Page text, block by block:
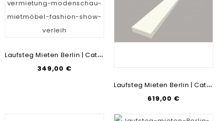
L
Aufsteg Mieten Berlin | Catwalk Vermietung | Mietmöbel Verleih Fashion-Show
349,00 €
L
Aufsteg Mieten Berlin | Catwalk Vermietung | Mietmöbel Verleih Fashion-Show
619,00 €